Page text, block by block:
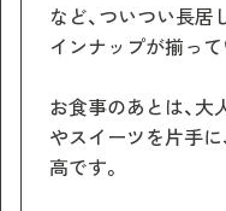
など、ついつい長
インナップが揃って
お食事のあとは、大
やスイーツを片手
高です。